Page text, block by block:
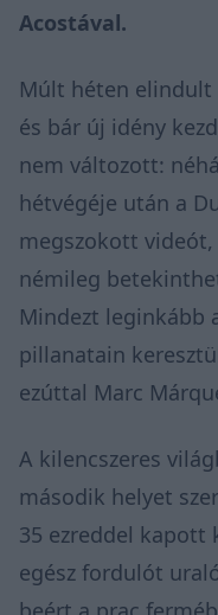
Acostával.
Múlt héten elindult
és bár új idény
nem változott:
hétvégéje után a
megszokott
némileg
Mindezt leginkább
pillanatain
ezúttal Marc
A kilencszeres
második helyet
35 ezreddel kapott
egész fordulót